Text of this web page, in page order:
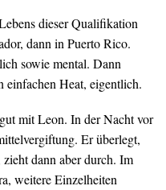
dieser Qualifikation
dann in Puerto Rico.
sowie mental. Dann
einfachen Heat, eigentlich.
mit Leon. In der Nacht vor
Er überlegt,
zieht dann aber durch. Im
weitere Einzelheiten